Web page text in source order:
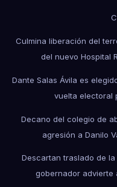
Culmina liberación del
del nuevo Hospital
Dante Salas Ávila es
vuelta electoral
Decano del colegio de
agresión a Danilo
Descartan traslado de la
gobernador advierte